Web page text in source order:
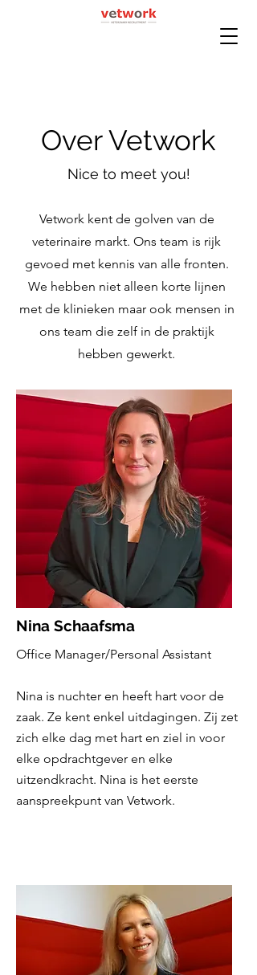
Over Vetwork
Nice to meet you!
Vetwork kent de golven van de
veterinaire markt. Ons team is rijk
gevoed met kennis van alle fronten.
We hebben niet alleen korte lijnen
met de klinieken maar ook mensen in
ons team die zelf in de praktijk
hebben gewerkt.
Nina Schaafsma
Office Manager/Personal Assistant
Nina is nuchter en heeft hart voor de
zaak. Ze kent enkel uitdagingen. Zij zet
zich elke dag met hart en ziel in voor
elke opdrachtgever en elke
uitzendkracht. Nina is het eerste
aanspreekpunt van Vetwork.